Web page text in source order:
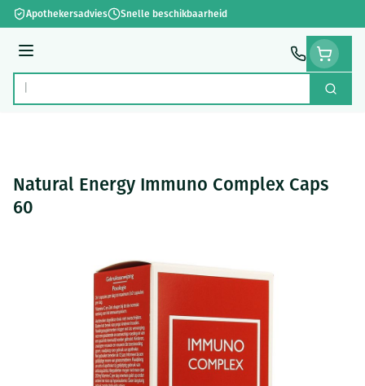
Ga naar de inhoud
Apothekersadvies Snelle beschikbaarheid
Menu
Product, merk, categorie... Zoek
Natural Energy Immuno Complex Caps
60